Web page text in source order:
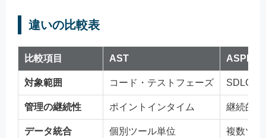
違いの比較表
比較項目 AST ASPM
対象範囲 コード・テストフェーズ SDLC全
管理の継続性 ポイントインタイム 継続的
データ統合 個別ツール単位 複数ツ